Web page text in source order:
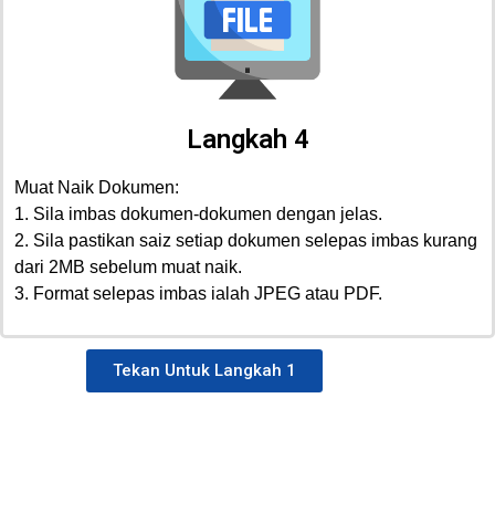
Langkah 4
Muat Naik Dokumen:
1. Sila imbas dokumen-dokumen dengan jelas.
2. Sila pastikan saiz setiap dokumen selepas imbas kurang
dari 2MB sebelum muat naik.
3. Format selepas imbas ialah JPEG atau PDF.
Tekan Untuk Langkah 1